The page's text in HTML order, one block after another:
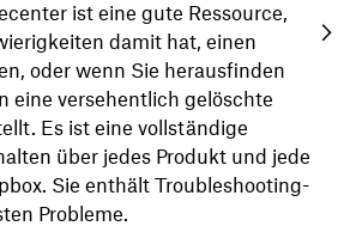
ist eine gute Ressource,
damit hat, einen
oder wenn Sie herausfinden
eine versehentlich gelöschte
Es ist eine vollständige
über jedes Produkt und jede
Sie enthält Troubleshooting-
Probleme.